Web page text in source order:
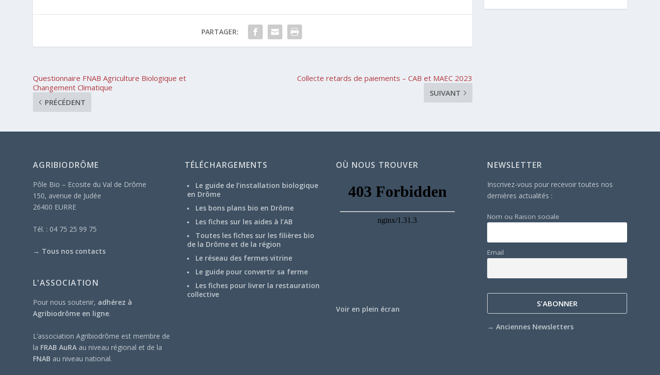
PARTAGER:
Questionnaire FNAB Agriculture Biologique et
Changement Climatique
PRÉCÉDENT
Collecte retards de paiements – CAB et MAEC 2023
SUIVANT
AGRIBIODRÔME
Pôle Bio – Ecosite du Val de Drôme
150, avenue de Judée
26400 EURRE
Tél. : 04 75 25 99 75
→ Tous nos contacts
L’ASSOCIATION
Pour nous soutenir, adhérez à
Agribiodrôme en ligne.
L’association Agribiodrôme est membre de
la FRAB AuRA au niveau régional et de la
FNAB au niveau national.
TÉLÉCHARGEMENTS
Le guide de l’installation biologique
en Drôme
Les bons plans bio en Drôme
Les fiches sur les aides à l’AB
Toutes les fiches sur les filières bio
de la Drôme et de la région
Le réseau des fermes vitrine
Le guide pour convertir sa ferme
Les fiches pour livrer la restauration
collective
OÙ NOUS TROUVER
Voir en plein écran
NEWSLETTER
Inscrivez-vous pour recevoir toutes nos
dernières actualités :
Nom ou Raison sociale
Email
→Anciennes Newsletters